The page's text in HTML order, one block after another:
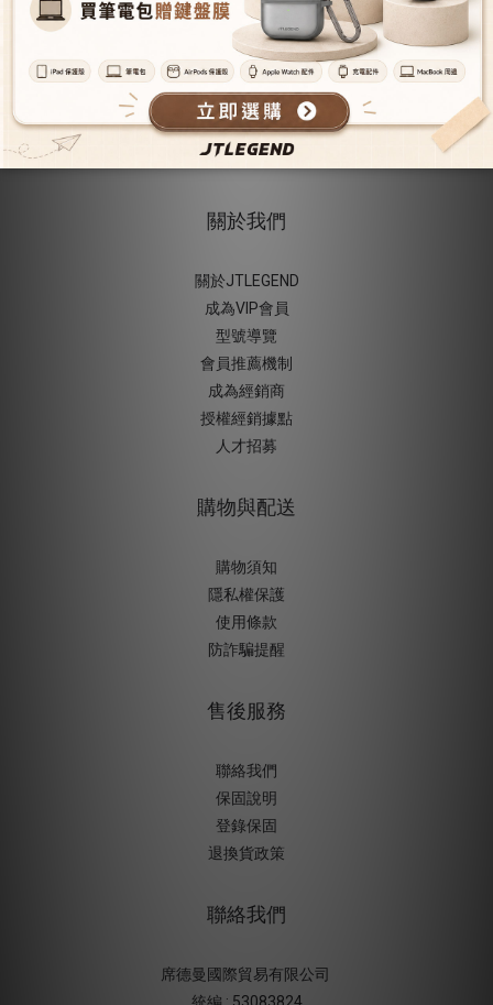
(38/40/41mm) Visz TPU運
NT$580
(38/40/41mm) Visz TPU運
動錶帶-灰藍
NT$493
NT$580
關於我們
關於JTLEGEND
成為VIP會員
型號導覽
會員推薦機制
成為經銷商
授權經銷據點
人才招募
購物與配送
購物須知
隱私權保護
使用條款
防詐騙提醒
售後服務
聯絡我們
保固說明
登錄保固
退換貨政策
聯絡我們
席德曼國際貿易有限公司